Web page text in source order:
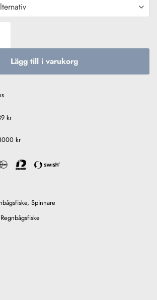
Lägg till i varukorg
kr
kr
, Spinnare
Regnbågsfiske